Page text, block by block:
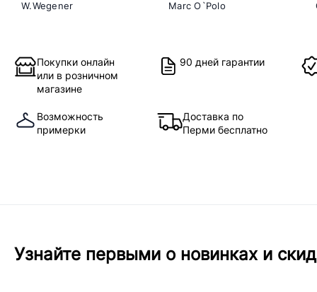
W.Wegener Marc O`Polo
Покупки онлайн
или в розничном
магазине
90 дней гарантии
Возможность
примерки
Доставка по
Перми бесплатно
Узнайте первыми о новинках и